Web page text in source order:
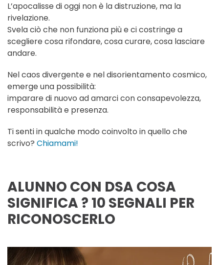
L’apocalisse di oggi non è la distruzione, ma la
rivelazione.
Svela ciò che non funziona più e ci costringe a
scegliere cosa rifondare, cosa curare, cosa lasciare
andare.
Nel caos divergente e nel disorientamento cosmico,
emerge una possibilità:
imparare di nuovo ad amarci con consapevolezza,
responsabilità e presenza.
Ti senti in qualche modo coinvolto in quello che
scrivo? Chiamami!
ALUNNO CON DSA COSA
SIGNIFICA ? 10 SEGNALI PER
RICONOSCERLO